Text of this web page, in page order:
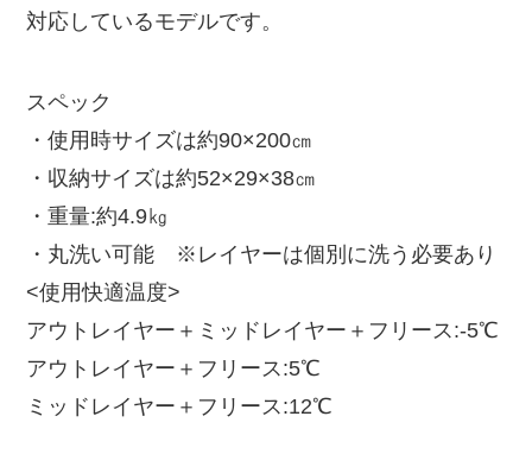
対応しているモデルです。
スペック
・使用時サイズは約90×200㎝
・収納サイズは約52×29×38㎝
・重量:約4.9㎏
・丸洗い可能 ※レイヤーは個別に洗う必要あり
<使用快適温度>
アウトレイヤー＋ミッドレイヤー＋フリース:-5℃
アウトレイヤー＋フリース:5℃
ミッドレイヤー＋フリース:12℃